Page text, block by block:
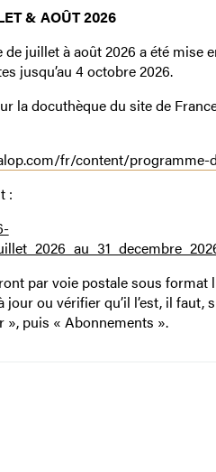
& AOÛT 2026
juillet à août 2026 a été mise
jusqu’au 4 octobre 2026.
la docuthèque du site de
fr/content/programme-
:
par voie postale sous
ou vérifier qu’il l’est, il faut,
», puis « Abonnements ».